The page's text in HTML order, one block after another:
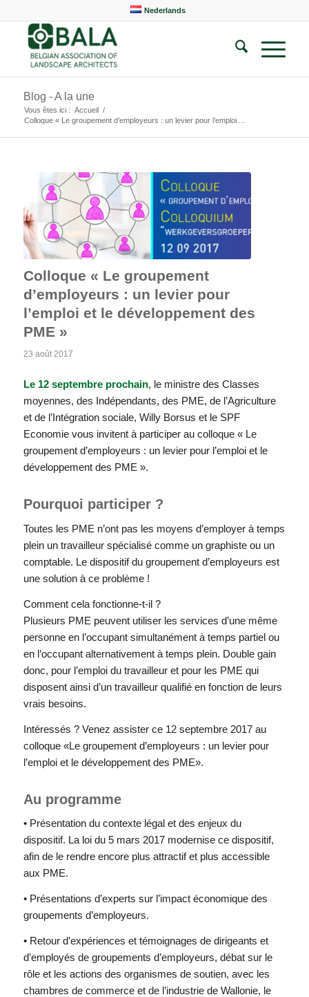
Nederlands
Blog - A la une
Vous êtes ici : Accueil /
Colloque « Le groupement d’employeurs : un levier pour l’emploi ...
Colloque « Le groupement
d’employeurs : un levier pour
l’emploi et le développement des
PME »
23 août 2017
Le 12 septembre prochain, le ministre des Classes
moyennes, des Indépendants, des PME, de l’Agriculture
et de l’Intégration sociale, Willy Borsus et le SPF
Economie vous invitent à participer au colloque « Le
groupement d’employeurs : un levier pour l’emploi et le
développement des PME ».
Pourquoi participer ?
Toutes les PME n’ont pas les moyens d’employer à temps
plein un travailleur spécialisé comme un graphiste ou un
comptable. Le dispositif du groupement d’employeurs est
une solution à ce problème !
Comment cela fonctionne-t-il ?
Plusieurs PME peuvent utiliser les services d’une même
personne en l’occupant simultanément à temps partiel ou
en l’occupant alternativement à temps plein. Double gain
donc, pour l’emploi du travailleur et pour les PME qui
disposent ainsi d’un travailleur qualifié en fonction de leurs
vrais besoins.
Intéressés ? Venez assister ce 12 septembre 2017 au
colloque «Le groupement d’employeurs : un levier pour
l’emploi et le développement des PME».
Au programme
• Présentation du contexte légal et des enjeux du
dispositif. La loi du 5 mars 2017 modernise ce dispositif,
afin de le rendre encore plus attractif et plus accessible
aux PME.
• Présentations d’experts sur l’impact économique des
groupements d’employeurs.
• Retour d’expériences et témoignages de dirigeants et
d’employés de groupements d’employeurs, débat sur le
rôle et les actions des organismes de soutien, avec les
chambres de commerce et de l’industrie de Wallonie, le